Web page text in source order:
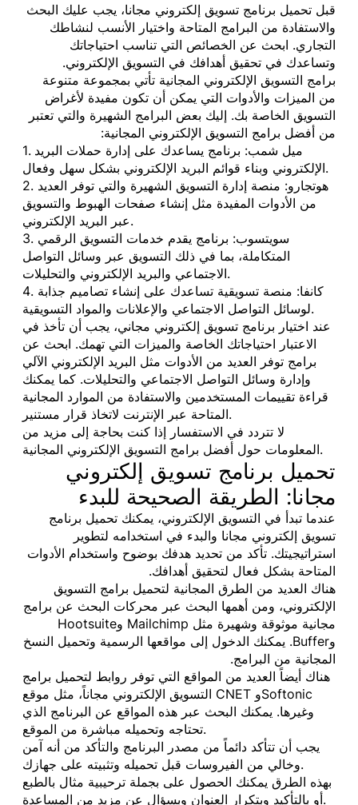
قبل تحميل برنامج تسويق إلكتروني مجانا، يجب عليك البحث
والاستفادة من البرامج المتاحة واختيار الأنسب لنشاطك
التجاري. ابحث عن الخصائص التي تناسب احتياجاتك
وتساعدك في تحقيق أهدافك في التسويق الإلكتروني.
برامج التسويق الإلكتروني المجانية تأتي بمجموعة متنوعة
من الميزات والأدوات التي يمكن أن تكون مفيدة لأغراض
التسويق الخاصة بك. إليك بعض البرامج الشهيرة والتي تعتبر
من أفضل برامج التسويق الإلكتروني المجانية:
1. ميل شمب: برنامج يساعدك على إدارة حملات البريد
الإلكتروني وبناء قوائم البريد الإلكتروني بشكل سهل وفعال.
2. هوتجارو: منصة إدارة التسويق الشهيرة والتي توفر العديد
من الأدوات المفيدة مثل إنشاء صفحات الهبوط والتسويق
عبر البريد الإلكتروني.
3. سويتسوب: برنامج يقدم خدمات التسويق الرقمي
المتكاملة، بما في ذلك التسويق عبر وسائل التواصل
الاجتماعي والبريد الإلكتروني والتحليلات.
4. كانفا: منصة تسويقية تساعدك على إنشاء تصاميم جذابة
لوسائل التواصل الاجتماعي والإعلانات والمواد التسويقية.
عند اختيار برنامج تسويق إلكتروني مجاني، يجب أن تأخذ في
الاعتبار احتياجاتك الخاصة والميزات التي تهمك. ابحث عن
برامج توفر العديد من الأدوات مثل البريد الإلكتروني الآلي
وإدارة وسائل التواصل الاجتماعي والتحليلات. كما يمكنك
قراءة تقييمات المستخدمين والاستفادة من الموارد المجانية
المتاحة عبر الإنترنت لاتخاذ قرار مستنير.
لا تتردد في الاستفسار إذا كنت بحاجة إلى مزيد من
المعلومات حول أفضل برامج التسويق الإلكتروني المجانية.
تحميل برنامج تسويق إلكتروني
مجانا: الطريقة الصحيحة للبدء
عندما تبدأ في التسويق الإلكتروني، يمكنك تحميل برنامج
تسويق إلكتروني مجانا والبدء في استخدامه لتطوير
استراتيجيتك. تأكد من تحديد هدفك بوضوح واستخدام الأدوات
المتاحة بشكل فعال لتحقيق أهدافك.
هناك العديد من الطرق المجانية لتحميل برامج التسويق
الإلكتروني، ومن أهمها البحث عبر محركات البحث عن برامج
مجانية موثوقة وشهيرة مثل Mailchimp وHootsuite
وBuffer. يمكنك الدخول إلى مواقعها الرسمية وتحميل النسخ
المجانية من البرامج.
هناك أيضاً العديد من المواقع التي توفر روابط لتحميل برامج
التسويق الإلكتروني مجاناً، مثل موقع CNET وSoftonic
وغيرها. يمكنك البحث عبر هذه المواقع عن البرنامج الذي
تحتاجه وتحميله مباشرة من الموقع.
يجب أن تتأكد دائماً من مصدر البرنامج والتأكد من أنه آمن
وخالي من الفيروسات قبل تحميله وتثبيته على جهازك.
بهذه الطرق يمكنك الحصول على بجملة ترحيبية مثال بالطبع
أو بالتأكيد وبتكرار العنوان وبسؤال عن مزيد من المساعدة.